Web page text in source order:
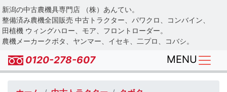
Skip
to
main
content
新潟の中古農機具専門店 （株）あんてい。
整備済み農機全国販売 中古トラクター、パワクロ、コンバイン、
田植機 ウィングハロー、モア、フロントローダー。
農機メーカークボタ、ヤンマー、イセキ、二プロ、コバシ。
0120-278-607 MENU